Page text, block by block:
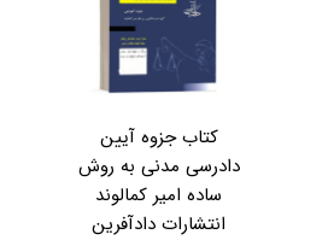
کتاب جزوه آیین
دادرسی مدنی به روش
ساده امیر کمالوند
انتشارات دادآفرین